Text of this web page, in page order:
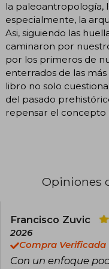
la paleoantropología,
especialmente, la
Asi, siguiendo las
caminaron por
por los primeros de
enterrados de las
libro no solo
del pasado
repensar el concepto
Opiniones
Francisco Zuvic
2026
Compra Verificada
Con un enfoque